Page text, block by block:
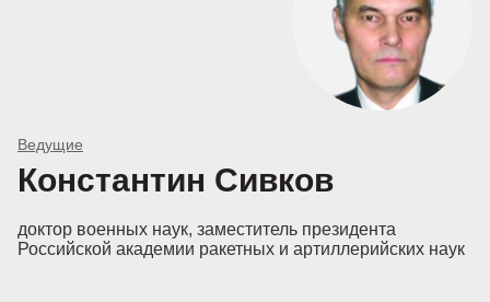
Ведущие
Константин Сивков
доктор военных наук, заместитель президента
Российской академии ракетных и артиллерийских наук